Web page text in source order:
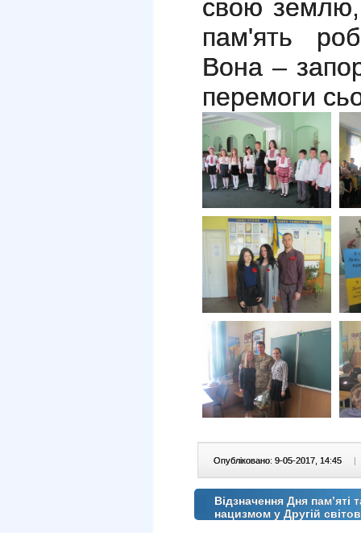
свою
пам'ять
Вона –
перемоги
Опубліковано: 9-05-2017, 14:45 |
Відзначення Дня пам’яті
нацизмом у Другій